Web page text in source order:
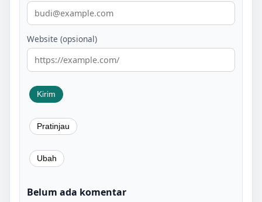
Website (opsional)
Belum ada komentar